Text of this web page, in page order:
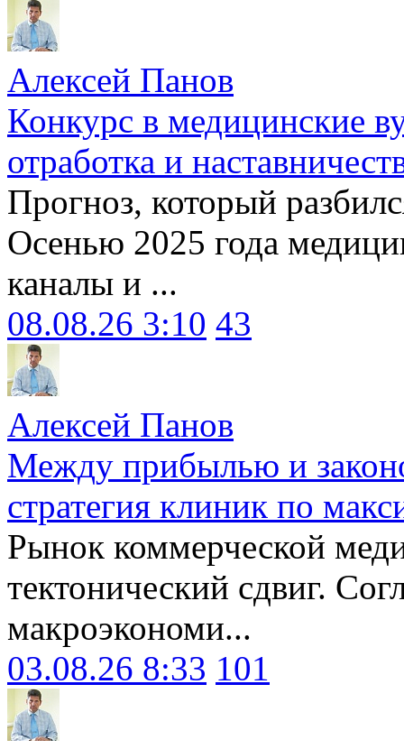
Алексей Панов
Конкурс в медицинские
отработка и
Прогноз, который
Осенью 2025 года
каналы и ...
08.08.26 3:10 43
Алексей Панов
Между прибылью и
стратегия клиник по
Рынок коммерческой
тектонический сдвиг.
макроэкономи...
03.08.26 8:33 101